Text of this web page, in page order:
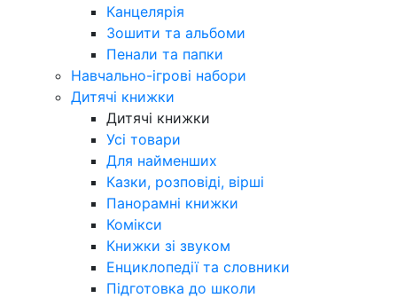
Канцелярія
Зошити та альбоми
Пенали та папки
Навчально-ігрові набори
Дитячі книжки
Дитячі книжки
Усі товари
Для найменших
Казки, розповіді, вірші
Панорамні книжки
Комікси
Книжки зі звуком
Енциклопедії та словники
Підготовка до школи